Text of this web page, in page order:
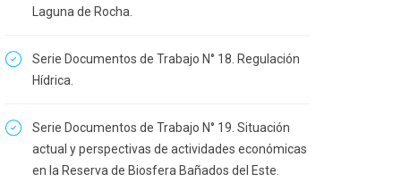
Laguna de Rocha.
Serie Documentos de Trabajo N° 18. Regulación
Hídrica.
Serie Documentos de Trabajo N° 19. Situación
actual y perspectivas de actividades económicas
en la Reserva de Biosfera Bañados del Este.